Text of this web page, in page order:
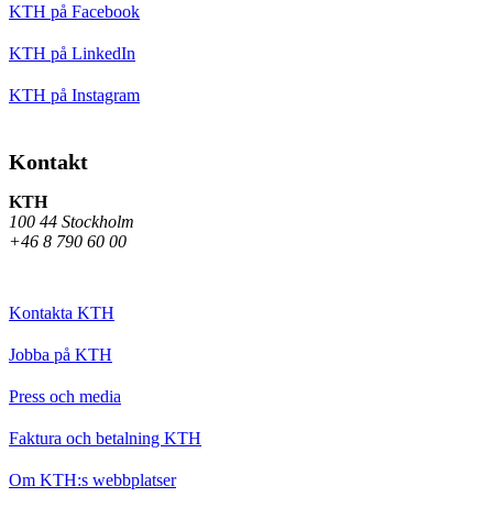
KTH på Facebook
KTH på LinkedIn
KTH på Instagram
Kontakt
KTH
100 44 Stockholm
+46 8 790 60 00
Kontakta KTH
Jobba på KTH
Press och media
Faktura och betalning KTH
Om KTH:s webbplatser